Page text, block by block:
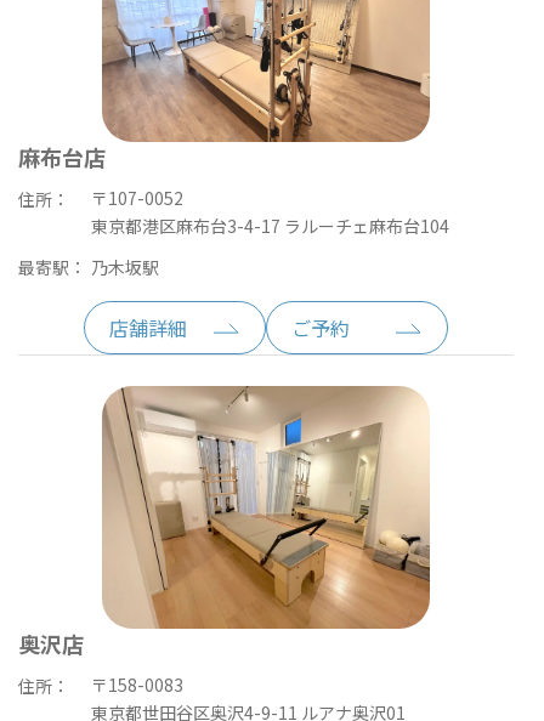
麻布台店
住所：
〒107-0052
東京都港区麻布台3-4-17 ラルーチェ麻布台104
最寄駅： 乃木坂駅
店舗詳細 ご予約
奥沢店
住所：
〒158-0083
東京都世田谷区奥沢4-9-11 ルアナ奥沢01